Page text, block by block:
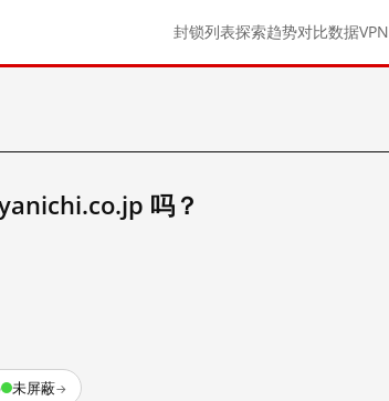
封锁列表探索趋势对比数据VPN
吗？
未屏蔽→